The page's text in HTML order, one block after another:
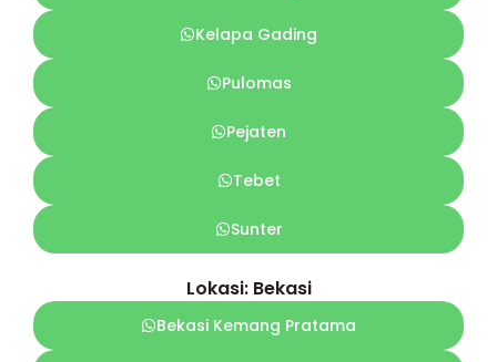
Kelapa Gading
Pulomas
Pejaten
Tebet
Sunter
Lokasi: Bekasi
Bekasi Kemang Pratama